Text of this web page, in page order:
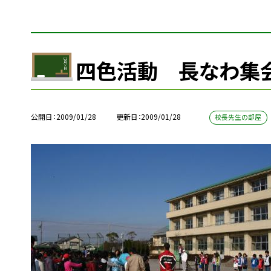
四色活動 長なわ集
公開日 2009/01/28 更新日 2009/01/28 校長先生の部屋